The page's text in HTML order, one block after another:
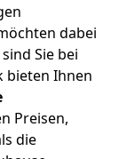
dabei
Sie bei
bieten Ihnen
Preisen,
die